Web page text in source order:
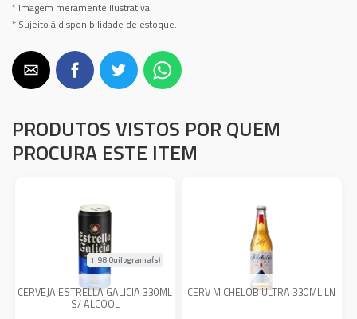
* Imagem meramente ilustrativa.
* Sujeito à disponibilidade de estoque.
PRODUTOS VISTOS POR QUEM
PROCURA ESTE ITEM
CERVEJA ESTRELLA GALICIA 330ML
S/ ALCOOL
1.98 Quilograma(s)
CERV MICHELOB ULTRA 330ML LN